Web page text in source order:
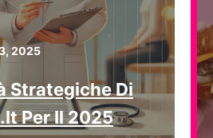
2025
Strategiche Di
Per Il 2025